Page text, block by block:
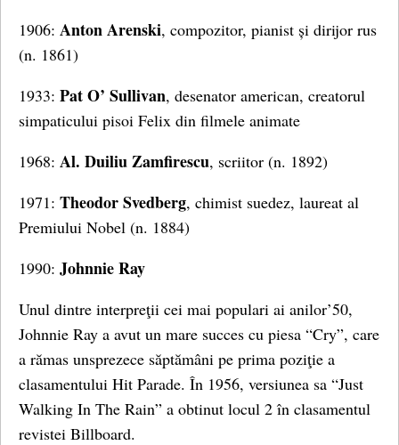
1906: Anton Arenski, compozitor, pianist și dirijor rus
(n. 1861)
1933: Pat O’ Sullivan, desenator american, creatorul
simpaticului pisoi Felix din filmele animate
1968: Al. Duiliu Zamfirescu, scriitor (n. 1892)
1971: Theodor Svedberg, chimist suedez, laureat al
Premiului Nobel (n. 1884)
1990: Johnnie Ray
Unul dintre interpreţii cei mai populari ai anilor’50,
Johnnie Ray a avut un mare succes cu piesa “Cry”, care
a rămas unsprezece săptămâni pe prima poziţie a
clasamentului Hit Parade. În 1956, versiunea sa “Just
Walking In The Rain” a obtinut locul 2 în clasamentul
revistei Billboard.